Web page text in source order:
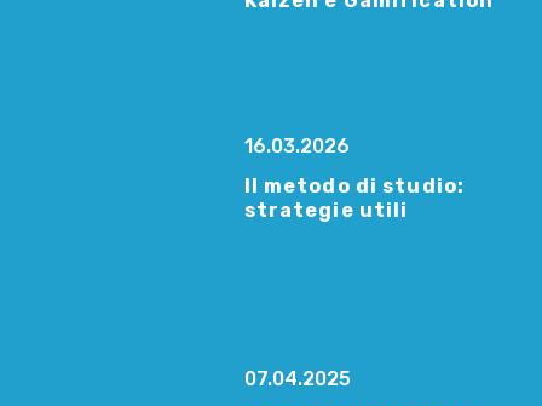
16.03.2026
Il metodo di studio:
strategie utili
07.04.2025